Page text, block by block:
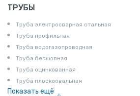
ТРУБЫ
Труба электросварная стальная
Труба профильная
Труба водогазопроводная
Труба бесшовная
Труба оцинкованная
Труба плоскоовальная
Показать ещё